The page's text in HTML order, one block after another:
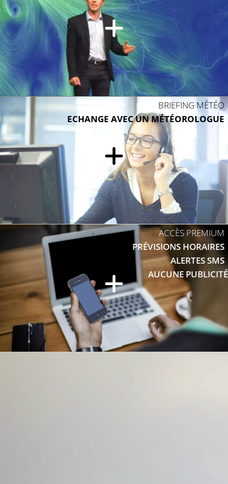
BRIEFING MÉTÉO
ECHANGE AVEC UN MÉTÉOROLOGUE
ACCÈS PREMIUM
PRÉVISIONS HORAIRES
ALERTES SMS
AUCUNE PUBLICITÉ